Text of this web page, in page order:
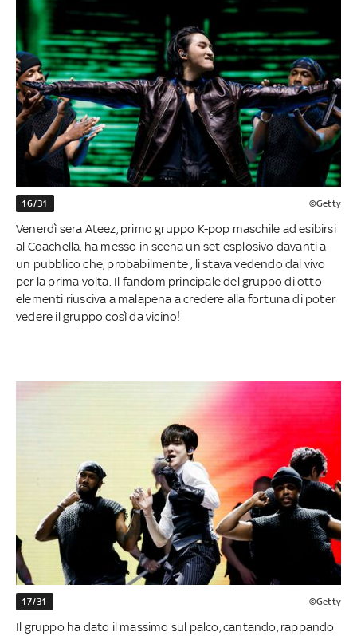
16/31 ©Getty
Venerdì sera Ateez, primo gruppo K-pop maschile ad esibirsi
al Coachella, ha messo in scena un set esplosivo davanti a
un pubblico che, probabilmente , li stava vedendo dal vivo
per la prima volta. Il fandom principale del gruppo di otto
elementi riusciva a malapena a credere alla fortuna di poter
vedere il gruppo così da vicino!
17/31 ©Getty
Il gruppo ha dato il massimo sul palco, cantando, rappando